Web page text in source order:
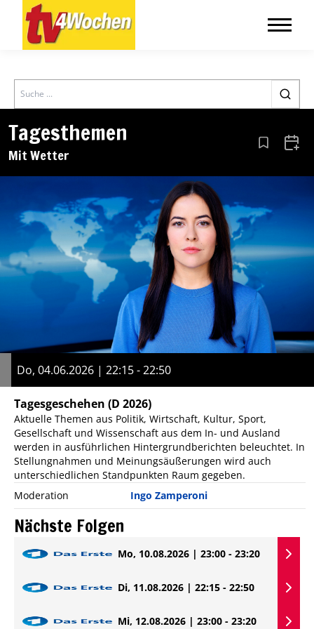
Search
Tagesthemen
Mit Wetter Aus den
Do, 04.06.2026 | 22:15 - 22:50
Tagesgeschehen (D 2026)
Aktuelle Themen aus Politik, Wirtschaft, Kultur, Sport,
Gesellschaft und Wissenschaft aus dem In- und Ausland
werden in ausführlichen Hintergrundberichten beleuchtet. In
Stellungnahmen und Meinungsäußerungen wird auch
unterschiedlichen Standpunkten Raum gegeben.
Moderation
Ingo Zamperoni
Nächste Folgen
Mo, 10.08.2026 | 23:00 - 23:20
Di, 11.08.2026 | 22:15 - 22:50
Mi, 12.08.2026 | 23:00 - 23:20